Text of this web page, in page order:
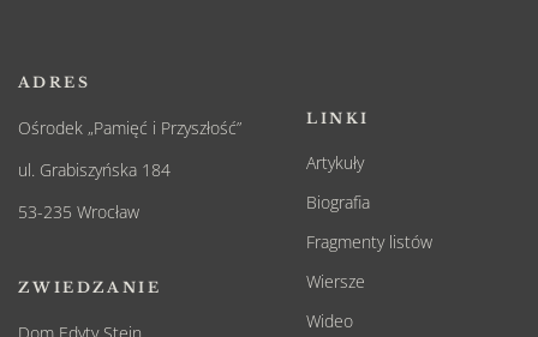
ADRES
Ośrodek „Pamięć i Przyszłość”
ul. Grabiszyńska 184
53-235 Wrocław
ZWIEDZANIE
Dom Edyty Stein
LINKI
Artykuły
Biografia
Fragmenty listów
Wiersze
Wideo